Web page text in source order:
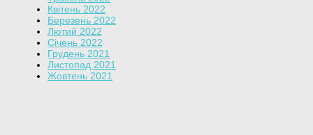
Квітень 2022
Березень 2022
Лютий 2022
Січень 2022
Грудень 2021
Листопад 2021
Жовтень 2021